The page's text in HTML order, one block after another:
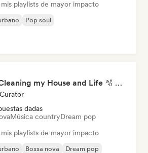
playlists de mayor impacto
Pop soul
Deep Cleaning my House and Life 🫧 Bedroom Pop & Indie Pop
dadas
Música countryDream pop
playlists de mayor impacto
Bossa nova
Dream pop